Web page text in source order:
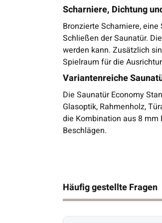
Scharniere, Dichtung
Bronzierte Scharniere,
Schließen der Saunatür.
werden kann. Zusätzlich
Spielraum für die
Variantenreiche
Die Saunatür Economy
Glasoptik, Rahmenholz,
die Kombination aus 8 mm
Beschlägen.
Häufig gestellte Fragen